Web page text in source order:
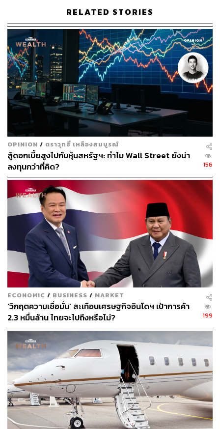
ว่างเปล่าที่ถือครอง
การจัดเก็บภาษีที่ดินและสิ่งปลูกสร้างมีผลบังคับใช้ปี
2563ทั้งนี้ จากผลการสำรวจพบว่า นักลงทุนส่วนใหญ่มี
ความกังวลในเรื่องนี้ ผู้เสียภาษีทั้งบุคคลธรรมดาและ
นิติบุคคล ไม่ว่าจะเป็นเจ้าของที่ดิน/สิ่งปลูกสร้าง
เจ้าของห้องชุด ผู้ครอบครอง หรือทำประโยชน์ในที่ดิน
หรือสิ่งปลูกสร้างของรัฐ จะต้องเสียภาษีที่ดินและสิ่ง
ปลูกสร้างคิดรายแปลง ซึ่งมีอัตราที่สูง และส่งผลกระทบ
ต่อเจ้าของอสังหาริมทรัพย์เป็นอย่างมาก เพราะเป็นการ
จัดเก็บภาษีตามมูลค่าของอสังหาริมทรัพย์และเพิ่ม
อัตราภาษี 0.3% ทุก 3 ปี แต่อัตราภาษีรวมไม่เกิน 3%
ตัวอย่างเช่น 1. มูลค่าที่ดิน 0-50 ล้านบาท อัตราภาษี 0.3%
(ที่ดินมูลค่า 10 ล้านบาท 3 ปีแรกเสียภาษี 30,000 บาท และ 3
ปีต่อมาจะเสียภาษี 60,000 บาท), 2. มูลค่าที่ดิน 50-200 ล้าน
บาท อัตราภาษี 0.4% (ที่ดินมูลค่า 100 ล้านบาท 3 ปีแรกเสีย
ภาษี 350,000 บาท และ 3 ปีต่อมาจะเสียภาษี 650,000 บาท),
3. มูลค่าที่ดิน 200-1,000 ล้านบาท อัตราภาษี 0.5% (ที่ดิน
มูลค่า 1,000 ล้านบาท 3 ปีแรกเสียภาษี 4,750,000 บาท และ
3 ปีต่อมาจะเสียภาษี 7,750,000 บาท) เป็นต้น
ซึ่งเรื่องนี้อาจเป็นข้อกังวลของนักลงทุนหรือแลนด์ลอร์ด
ประโยชน์ของผลิตภัณฑ์สินเชื่อ Property Backed Loan
สามารถสร้างผลตอบแทนจากอสังหาริมทรัพย์ที่ยังไม่ได้
พัฒนาให้เกิดรายได้ หรือเพิ่มผลตอบแทนนอกเหนือจากราย
ได้ค่าเช่าบนอสังหาริมทรัพย์ และไม่เสียโอกาสหาก
อสังหาริมทรัพย์มีมูลค่าเพิ่มขึ้นในอนาคต หรือขายทำกำไร
เมื่อโอกาสมาถึง โดยไม่ต้องขายสินทรัพย์ดังกล่าวเพื่อนำเงิน
มาลงทุน สินเชื่อ Property Backed Loan มีความยืดหยุ่น นัก
ลงทุนสามารถชำระคืนเงินกู้ก่อนครบกำหนดได้ และผล
ตอบแทนที่ได้จากการลงทุนสามารถนำมาชำระภาษีที่ดินได้
ซึ่งเป็นการสร้างรายได้อีกหนึ่งทาง ดีกว่าการปล่อยที่ดินหรือ
อสังหาริมทรัพย์ให้รกร้างแล้วไม่เกิดรายได้
Property Backed Loan เป็นทางเลือกการลงทุนที่ดีผ่านสิน
RELATED STORIES
OPINION / ตราวุทธิ์ เหลืองสมบูรณ์
สู้ดอกเบี้ยสูงไปกับหุ้นสหรัฐฯ: ทำไม Wall Street ยังน่า
ลงทุนกว่าที่คิด?
156
ECONOMIC / BUSINESS / MARKET
‘วิกฤตความเชื่อมั่น’ สะเทือนเศรษฐกิจอินโดฯ เป้าการค้า
2.3 หมื่นล้าน ไทยจะไปถึงหรือไม่?
199